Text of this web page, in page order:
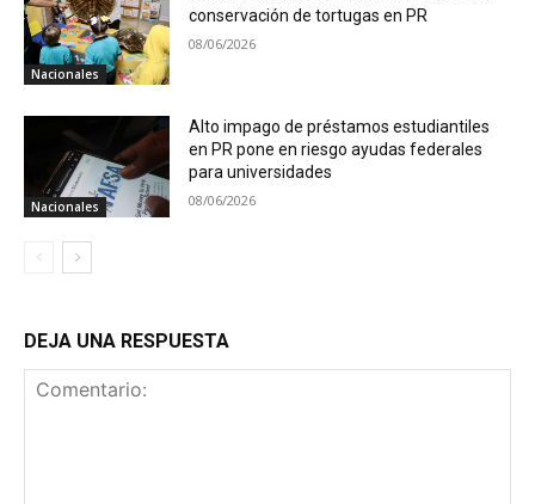
Nacionales
conservación de tortugas en PR
08/06/2026
Nacionales
Alto impago de préstamos estudiantiles
en PR pone en riesgo ayudas federales
para universidades
08/06/2026
DEJA UNA RESPUESTA